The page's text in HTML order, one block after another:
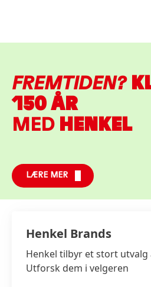
FREMTIDEN?
150 ÅR
MED HENKEL
LÆRE MER
Henkel Brands
Henkel tilbyr et stort utvalg
Utforsk dem i velgeren